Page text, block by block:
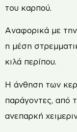
του καρπού.
Αναφορικά με
η μέση
κιλά περίπου.
Η άνθηση των
παράγοντες, από
ανεπαρκή